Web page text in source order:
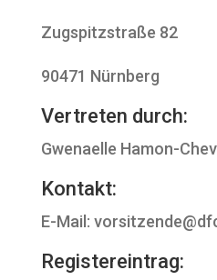
Zugspitzstraße 82
90471 Nürnberg
Vertreten durch:
Gwenaelle Hamon-
Kontakt:
E-Mail:
Registereintrag: